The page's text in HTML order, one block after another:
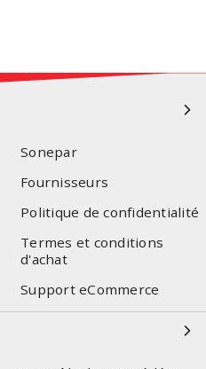
Sonepar
Fournisseurs
Politique de confidentialité
Termes et conditions
d'achat
Support eCommerce